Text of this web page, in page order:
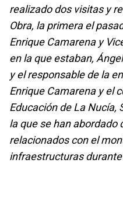
realizado dos visitas y
Obra, la primera el
Enrique Camarena y
en la que estaban,
y el responsable de la
Enrique Camarena y el
Educación de La Nucía,
la que se han abordado
relacionados con el
infraestructuras